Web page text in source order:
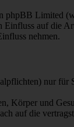
phpBB Limited
Einfluss auf die
nehmen.
nur für
Körper und
auf die